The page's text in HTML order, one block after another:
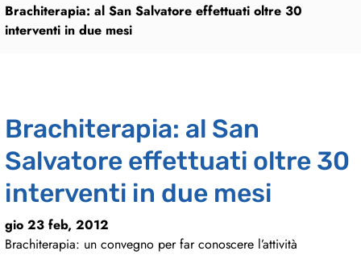
Brachiterapia: al San Salvatore effettuati oltre 30
interventi in due mesi
Brachiterapia: al San
Salvatore effettuati oltre 30
interventi in due mesi
gio 23 feb, 2012
Brachiterapia: un convegno per far conoscere l’attività